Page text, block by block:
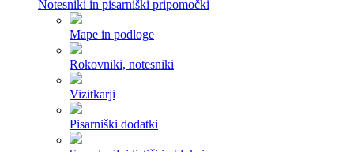
Notesniki in pisarniški pripomočki
Mape in podloge
Rokovniki, notesniki
Vizitkarji
Pisarniški dodatki